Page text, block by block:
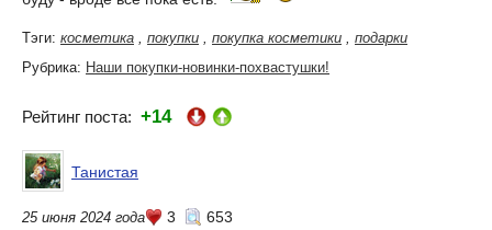
Тэги: косметика покупки покупка косметики
подарки
Рубрика: Наши покупки-новинки-похвастушки!
Рейтинг поста: +14
Танистая
25 июня 2024 года 3 653